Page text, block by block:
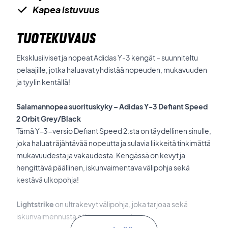
Kapea istuvuus
TUOTEKUVAUS
Eksklusiiviset ja nopeat Adidas Y-3 kengät – suunniteltu
pelaajille, jotka haluavat yhdistää nopeuden, mukavuuden
ja tyylin kentällä!
Salamannopea suorituskyky – Adidas Y-3 Defiant Speed
2 Orbit Grey/Black
Tämä Y-3-versio Defiant Speed 2:sta on täydellinen sinulle,
joka haluat räjähtävää nopeutta ja sulavia liikkeitä tinkimättä
mukavuudesta ja vakaudesta. Kengässä on kevyt ja
hengittävä päällinen, iskunvaimentava välipohja sekä
kestävä ulkopohja!
Lightstrike on ultrakevyt välipohja, joka tarjoaa sekä
iskunvaimennusta että nopean vasteen.